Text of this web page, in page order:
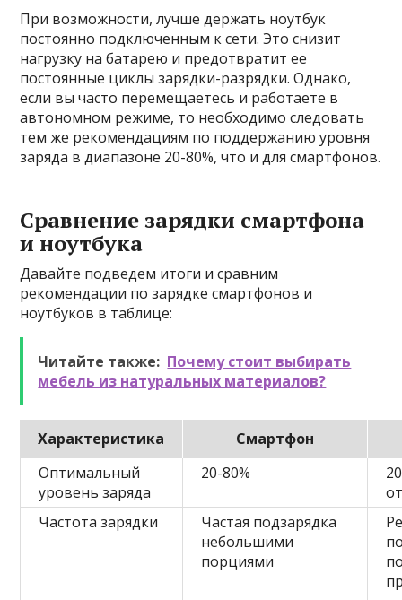
При возможности, лучше держать ноутбук
постоянно подключенным к сети. Это снизит
нагрузку на батарею и предотвратит ее
постоянные циклы зарядки-разрядки. Однако,
если вы часто перемещаетесь и работаете в
автономном режиме, то необходимо следовать
тем же рекомендациям по поддержанию уровня
заряда в диапазоне 20-80%, что и для смартфонов.
Сравнение зарядки смартфона
и ноутбука
Давайте подведем итоги и сравним
рекомендации по зарядке смартфонов и
ноутбуков в таблице:
Читайте также: Почему стоит выбирать
мебель из натуральных материалов?
Характеристика
Смартфон
Оптимальный
уровень заряда
20-80%
Частота зарядки
Частая подзарядка
небольшими
порциями